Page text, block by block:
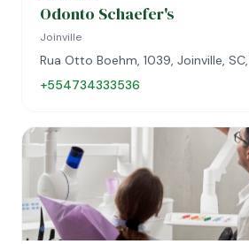
Odonto Schaefer's
Joinville
Rua Otto Boehm, 1039, Joinville,
+554734333536